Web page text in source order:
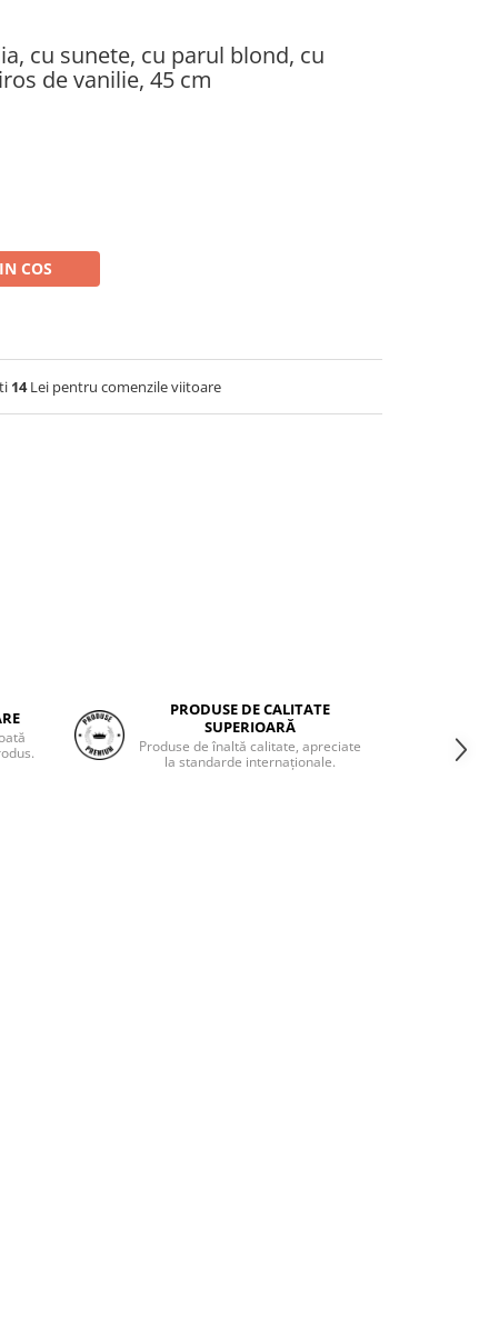
cu sunete, cu parul blond, cu
de vanilie, 45 cm
COS
14Lei pentru comenzile viitoare
PRODUSE DE CALITATE
SUPERIOARĂ
Produse de înaltă calitate, apreciate
la standarde internaționale.